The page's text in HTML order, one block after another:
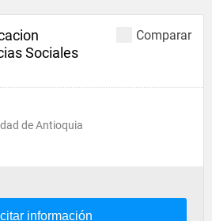
Comparar
Sociales
de Antioquia
información